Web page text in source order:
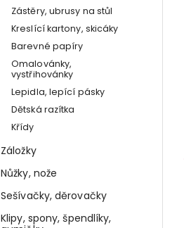
Zástěry, ubrusy na stůl
Kreslící kartony, skicáky
Barevné papíry
Omalovánky,
vystřihovánky
Lepidla, lepící pásky
Dětská razítka
Křídy
Záložky
Nůžky, nože
Sešívačky, děrovačky
Klipy, spony, špendlíky,